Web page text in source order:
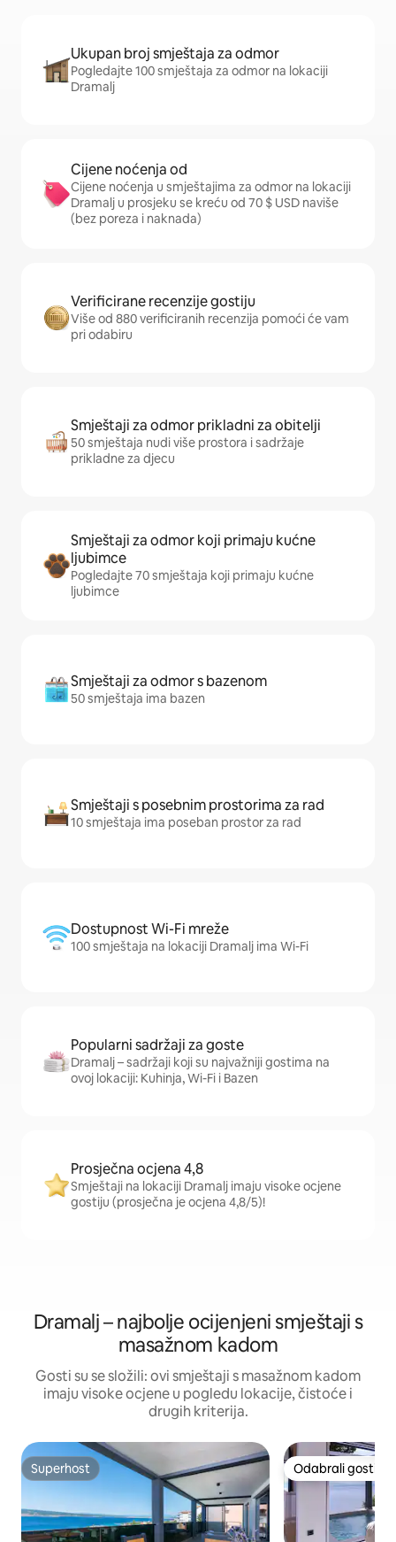
Ukupan broj smještaja za odmor
Pogledajte 100 smještaja za odmor na lokaciji
Dramalj
Cijene noćenja od
Cijene noćenja u smještajima za odmor na lokaciji
Dramalj u prosjeku se kreću od 70 $ USD naviše
(bez poreza i naknada)
Verificirane recenzije gostiju
Više od 880 verificiranih recenzija pomoći će vam
pri odabiru
Smještaji za odmor prikladni za obitelji
50 smještaja nudi više prostora i sadržaje
prikladne za djecu
Smještaji za odmor koji primaju kućne
ljubimce
Pogledajte 70 smještaja koji primaju kućne
ljubimce
Smještaji za odmor s bazenom
50 smještaja ima bazen
Smještaji s posebnim prostorima za rad
10 smještaja ima poseban prostor za rad
Dostupnost Wi-Fi mreže
100 smještaja na lokaciji Dramalj ima Wi-Fi
Popularni sadržaji za goste
Dramalj – sadržaji koji su najvažniji gostima na
ovoj lokaciji: Kuhinja, Wi-Fi i Bazen
Prosječna ocjena 4,8
Smještaji na lokaciji Dramalj imaju visoke ocjene
gostiju (prosječna je ocjena 4,8/5)!
Dramalj – najbolje ocijenjeni smještaji s
masažnom kadom
Gosti su se složili: ovi smještaji s masažnom kadom
imaju visoke ocjene u pogledu lokacije, čistoće i
drugih kriterija.
Superhost
Superhost Odabrali gosti
Odabrali gosti